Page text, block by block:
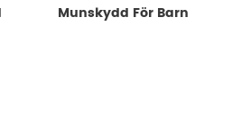
Munskydd För Barn